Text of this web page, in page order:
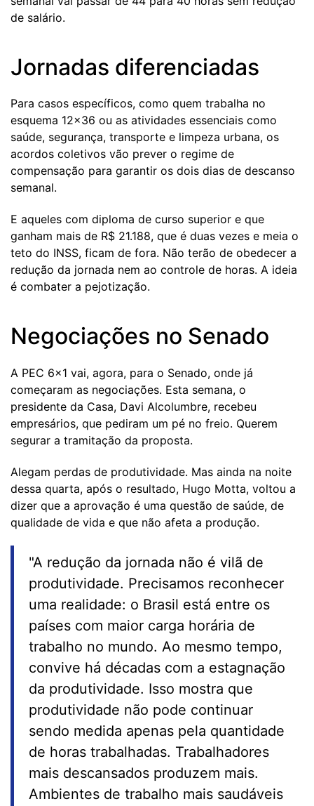
de salário.
Jornadas diferenciadas
Para casos específicos, como quem trabalha no
esquema 12x36 ou as atividades essenciais como
saúde, segurança, transporte e limpeza urbana, os
acordos coletivos vão prever o regime de
compensação para garantir os dois dias de descanso
semanal.
E aqueles com diploma de curso superior e que
ganham mais de R$ 21.188, que é duas vezes e meia o
teto do INSS, ficam de fora. Não terão de obedecer a
redução da jornada nem ao controle de horas. A ideia
é combater a pejotização.
Negociações no Senado
A PEC 6x1 vai, agora, para o Senado, onde já
começaram as negociações. Esta semana, o
presidente da Casa, Davi Alcolumbre, recebeu
empresários, que pediram um pé no freio. Querem
segurar a tramitação da proposta.
Alegam perdas de produtividade. Mas ainda na noite
dessa quarta, após o resultado, Hugo Motta, voltou a
dizer que a aprovação é uma questão de saúde, de
qualidade de vida e que não afeta a produção.
"A redução da jornada não é vilã de
produtividade. Precisamos reconhecer
uma realidade: o Brasil está entre os
países com maior carga horária de
trabalho no mundo. Ao mesmo tempo,
convive há décadas com a estagnação
da produtividade. Isso mostra que
produtividade não pode continuar
sendo medida apenas pela quantidade
de horas trabalhadas. Trabalhadores
mais descansados produzem mais.
Ambientes de trabalho mais saudáveis